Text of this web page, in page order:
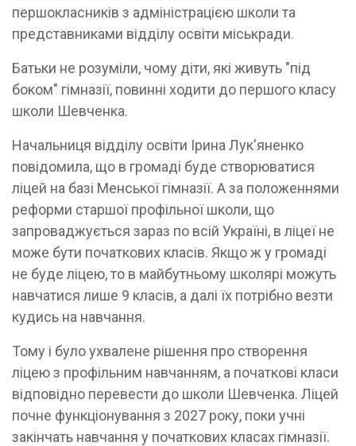
першокласників з адміністрацією школи та
представниками відділу освіти міськради.
Батьки не розуміли, чому діти, які живуть "під
боком" гімназії, повинні ходити до першого класу
школи Шевченка.
Начальниця відділу освіти Ірина Лук'яненко
повідомила, що в громаді буде створюватися
ліцей на базі Менської гімназії. А за положеннями
реформи старшої профільної школи, що
запроваджується зараз по всій Україні, в ліцеї не
може бути початкових класів. Якщо ж у громаді
не буде ліцею, то в майбутньому школярі можуть
навчатися лише 9 класів, а далі їх потрібно везти
кудись на навчання.
Тому і було ухвалене рішення про створення
ліцею з профільним навчанням, а початкові класи
відповідно перевести до школи Шевченка. Ліцей
почне функціонування з 2027 року, поки учні
закінчать навчання у початкових класах гімназії.